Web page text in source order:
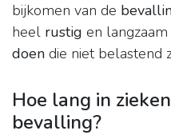
bijkomen van de
heel rustig en
doen die niet belastend
Hoe lang in
bevalling?